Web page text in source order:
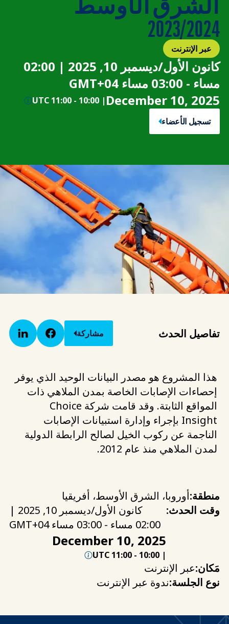
2023/2024
عبر الإنترنت
كانون الأول/ديسمبر 10, 2025 | 02:00
مساء - 03:00 مساء GMT+04
December 10, 2025
|
10:00
-
11:00 UTC
تسجيل الأعضاء
تفاصيل الحدث مشاركة
هذا المشروع هو مصدر البيانات الوحيد الذي يوفر
إحصاءات الإصابات الخاصة بمدن الملاهي ذات
المواقع الثابتة. وقد قامت شركة Choice
Insight بإجراء وإدارة استبيانات الإصابات
الناجمة عن ركوب الخيل لصالح الرابطة الدولية
لمدن الملاهي منذ عام 2012.
منطقة:أوروبا، الشرق الأوسط، أفريقيا
وقت الحدث:
كانون الأول/ديسمبر 10, 2025 |
02:00 مساء - 03:00 مساء GMT+04
December 10, 2025
|
10:00
-
11:00 UTC
مَكان:عبر الإنترنت
نوع الجلسة:ندوة عبر الإنترنت